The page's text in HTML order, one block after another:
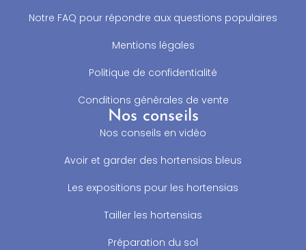
Notre FAQ pour répondre aux questions populaires
Mentions légales
Politique de confidentialité
Conditions générales de vente
Nos conseils
Nos conseils en vidéo
Avoir et garder des hortensias bleus
Les expositions pour les hortensias
Tailler les hortensias
Préparation du sol